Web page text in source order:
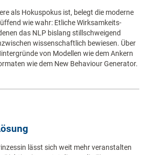
als Hokuspokus ist, belegt die moderne
wie wahr: Etliche Wirksamkeits-
das NLP bislang stillschweigend
wissenschaftlich bewiesen. Über
von Modellen wie dem Ankern
wie dem New Behaviour Generator.
lässt sich weit mehr veranstalten